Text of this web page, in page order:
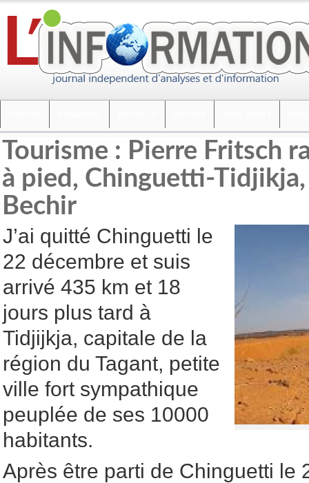
Tourisme : Pierre Fritsch
à pied, Chinguetti-Tidjikja,
Bechir
J’ai quitté Chinguetti le
22 décembre et suis
arrivé 435 km et 18
jours plus tard à
Tidjijkja, capitale de la
région du Tagant, petite
ville fort sympathique
peuplée de ses 10000
habitants.
Après être parti de Chinguetti le